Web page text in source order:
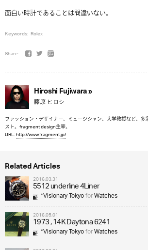
面白い時計であることは間違いない。
Keywords: Rolex
Share:
Hiroshi Fujiwara »
藤原 ヒロシ
ファッション・デザイナー、ミュージシャン、大学教授など、
スト。fragment design主宰。
URL:http://www.fragment.jp/
Related Articles
2016.03.31
5512 underline 4Liner
*Visionary TokyoforWatches
2016.05.01
1973 , 14K Daytona 6241
*Visionary TokyoforWatches